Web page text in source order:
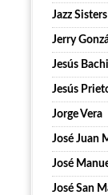
Jazz Sisters
Jerry
Jesús
Jesús
Jorge Vera
José Juan
José
José San